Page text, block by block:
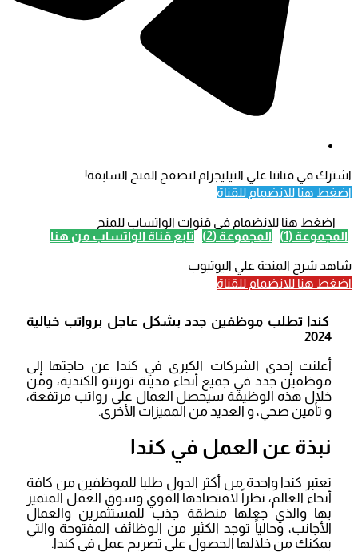
اشترك في قناتنا علي التيليجرام لتصفح المنح السابقة!
اضغط هنا للانضمام للقناة
اضغط هنا للانضمام في قنوات الواتساب للمنح
المجموعة (1)
المجموعة (2) تابع قناة الواتساب من هنا
شاهد شرح المنحة علي اليوتيوب
اضغط هنا للانضمام للقناة
كندا تطلب موظفين جدد بشكل عاجل برواتب خيالية
2024
أعلنت إحدى الشركات الكبرى في كندا عن حاجتها إلى
موظفين جدد في جميع أنحاء مدينة تورنتو الكندية، ومن
خلال هذه الوظيفة سيحصل العمال على رواتب مرتفعة،
و تأمين صحي، و العديد من المميزات الأخرى.
نبذة عن العمل في كندا
تعتبر كندا واحدة من أكثر الدول طلبا للموظفين من كافة
أنحاء العالم، نظراً لاقتصادها القوي وسوق العمل المتميز
بها والذي جعلها منطقة جذب للمستثمرين والعمال
الأجانب، وحالياً توجد الكثير من الوظائف المفتوحة والتي
يمكنك من خلالها الحصول على تصريح عمل في كندا.